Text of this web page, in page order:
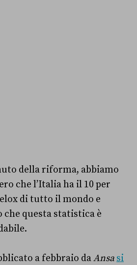
della riforma, abbiamo
che l’Italia ha il 10 per
di tutto il mondo e
che questa statistica è
a febbraio daAnsa si